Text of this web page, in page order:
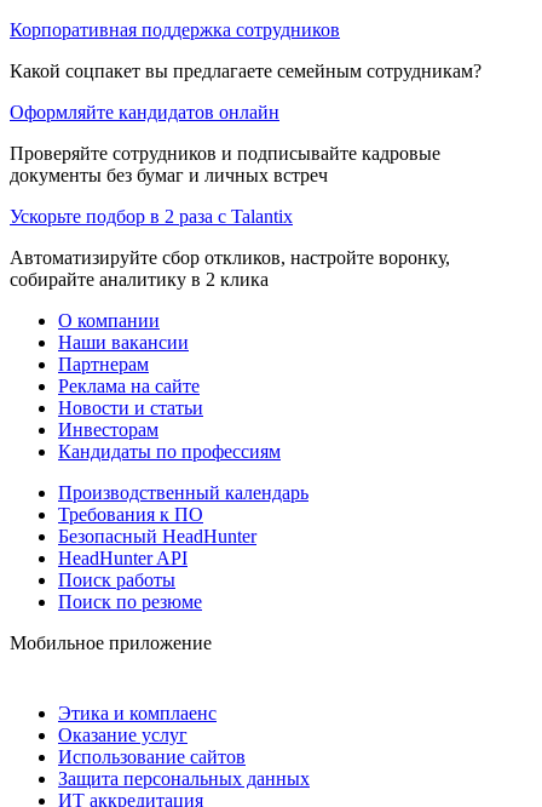
Корпоративная поддержка сотрудников
Какой соцпакет вы предлагаете семейным сотрудникам?
Оформляйте кандидатов онлайн
Проверяйте сотрудников и подписывайте кадровые
документы без бумаг и личных встреч
Ускорьте подбор в 2 раза с Talantix
Автоматизируйте сбор откликов, настройте воронку,
собирайте аналитику в 2 клика
О компании
Наши вакансии
Партнерам
Реклама на сайте
Новости и статьи
Инвесторам
Кандидаты по профессиям
Производственный календарь
Требования к ПО
Безопасный HeadHunter
HeadHunter API
Поиск работы
Поиск по резюме
Мобильное приложение
Этика и комплаенс
Оказание услуг
Использование сайтов
Защита персональных данных
ИТ аккредитация